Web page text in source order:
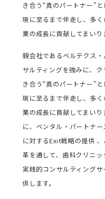
き合う“真のパートナー”
現に至るまで伴走し、多
業の成長に貢献してまいり
親会社であるベルテクス
サルティングを強みに、
き合う“真のパートナー”
現に至るまで伴走し、多
業の成長に貢献してまい
に、ベンタル・パートナ
に対するExit戦略の提供
革を通して、歯科クリニッ
実践的コンサルティング
供します。